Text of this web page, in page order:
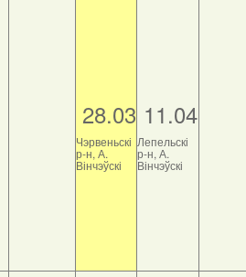
28.03
Чэрвеньскі
р-н, А.
Вінчэўскі
11.04
Лепельскі
р-н, А.
Вінчэўскі